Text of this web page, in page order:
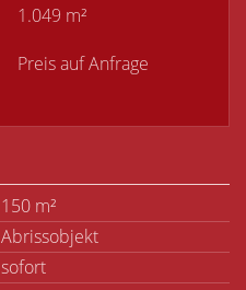
1.049 m²
Preis auf Anfrage
150 m²
Abrissobjekt
sofort